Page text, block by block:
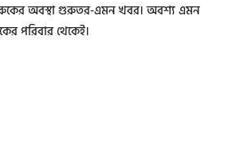
অবস্থা গুরুতর-এমন খবর। অবশ্য এমন
পরিবার থেকেই।